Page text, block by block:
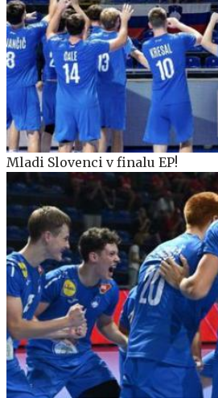
Mladi Slovenci v finalu EP!